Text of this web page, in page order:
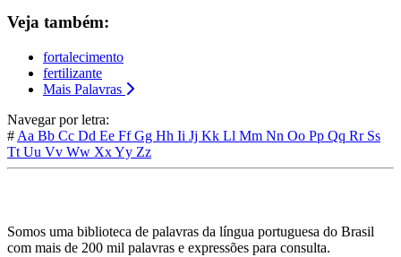
Veja também:
fortalecimento
fertilizante
Mais Palavras
Navegar por letra:
# Aa Bb Cc Dd Ee FfGg Hh Ii Jj Kk Ll Mm Nn Oo Pp Qq Rr Ss
Tt Uu Vv Ww XxYy Zz
Somos uma biblioteca de palavras da língua portuguesa do Brasil
com mais de 200 mil palavras e expressões para consulta.